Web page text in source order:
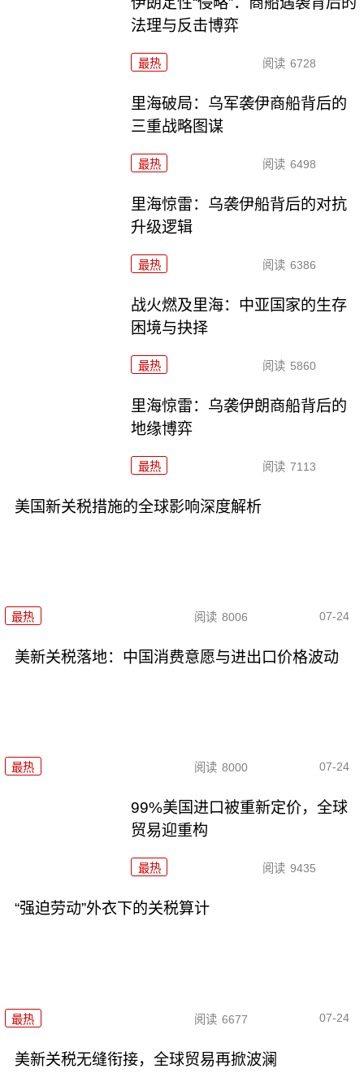
法理与反击博弈
最热 阅读 6728
里海破局：乌军袭伊商船背后的
三重战略图谋
最热 阅读 6498
里海惊雷：乌袭伊船背后的对抗
升级逻辑
最热 阅读 6386
战火燃及里海：中亚国家的生存
困境与抉择
最热 阅读 5860
里海惊雷：乌袭伊朗商船背后的
地缘博弈
最热 阅读 7113
美国新关税措施的全球影响深度解析
最热 阅读 8006 07-24
美新关税落地：中国消费意愿与进出口价格波动
最热 阅读 8000 07-24
99%美国进口被重新定价，全球
贸易迎重构
最热 阅读 9435
“强迫劳动”外衣下的关税算计
最热 阅读 6677 07-24
美新关税无缝衔接，全球贸易再掀波澜